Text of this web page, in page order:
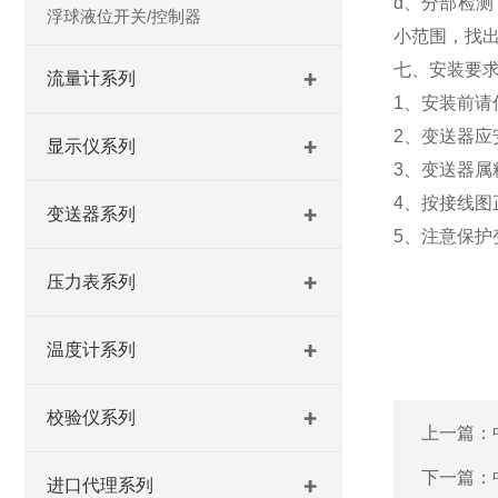
浮球液位开关/控制器
流量计系列
显示仪系列
变送器系列
压力表系列
温度计系列
校验仪系列
进口代理系列
小范围，找
七、安装要
1、安装前
2、变送器
3、变送器属
4、按接线图
5、注意保
上一篇：
下一篇：